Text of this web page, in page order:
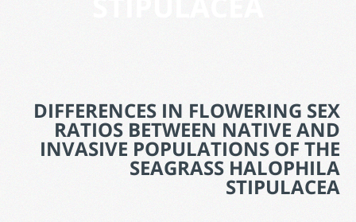
DIFFERENCES IN FLOWERING SEX
RATIOS BETWEEN NATIVE AND
INVASIVE POPULATIONS OF THE
SEAGRASS HALOPHILA
STIPULACEA